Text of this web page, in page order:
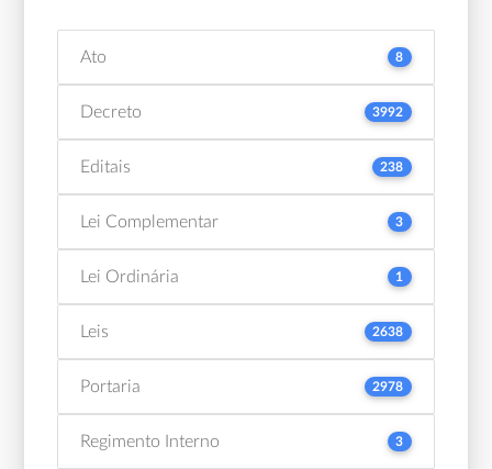
Ato 8
Decreto 3992
Editais 238
Lei Complementar 3
Lei Ordinária 1
Leis 2638
Portaria 2978
Regimento Interno 3